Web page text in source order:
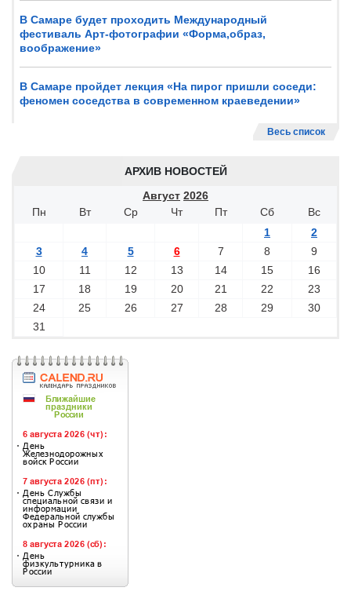
В Самаре будет проходить Международный
фестиваль Арт-фотографии «Форма,образ,
воображение»
В Самаре пройдет лекция «На пирог пришли соседи:
феномен соседства в современном краеведении»
Весь список
АРХИВ НОВОСТЕЙ
Август 2026
Пн
Вт Ср Чт Пт Сб
Вс
1
2
3
4 5 6 7 8
9
10
11 12 13 14 15
16
17
18 19 20 21 22
23
24
25 26 27 28 29
30
31